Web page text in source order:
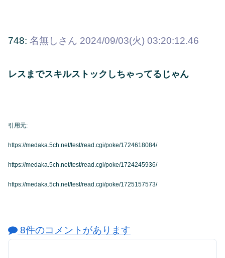
748: 名無しさん 2024/09/03(火) 03:20:12.46
レスまでスキルストックしちゃってるじゃん
引用元:
https://medaka.5ch.net/test/read.cgi/poke/1724618084/
https://medaka.5ch.net/test/read.cgi/poke/1724245936/
https://medaka.5ch.net/test/read.cgi/poke/1725157573/
8件のコメントがあります